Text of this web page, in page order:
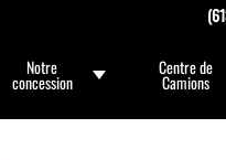
Notre
concession
Centre de
Camions